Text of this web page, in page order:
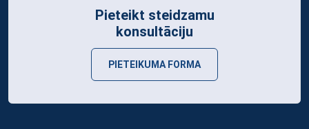
Pieteikt steidzamu
konsultāciju
PIETEIKUMA FORMA